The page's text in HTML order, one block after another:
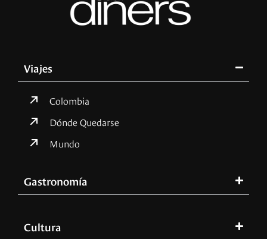
Viajes
Colombia
Dónde Quedarse
Mundo
Gastronomía
Cultura